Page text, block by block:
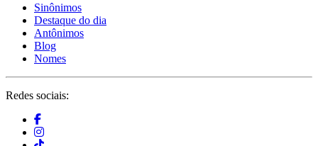
Sinônimos
Destaque do dia
Antônimos
Blog
Nomes
Redes sociais: